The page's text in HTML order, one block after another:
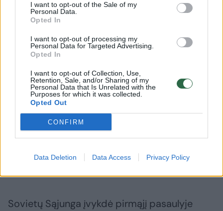
I want to opt-out of the Sale of my
Personal Data.
Opted In
I want to opt-out of processing my
Personal Data for Targeted Advertising.
Opted In
I want to opt-out of Collection, Use,
Retention, Sale, and/or Sharing of my
Personal Data that Is Unrelated with the
Purposes for which it was collected.
Opted Out
CONFIRM
Data Deletion Data Access Privacy Policy
Daugiau nuotraukų (2)
Akivaizdžiausias atsakymas – tiesiog
numušti palydovus. Nors tai gali atrodyti kaip
ekstremalus sprendimas, jis taip pat yra ir
vienas iš sunkiausiai įgyvendinamų – nors
Sovietų Sąjunga įvykdė pirmąjį pasaulyje